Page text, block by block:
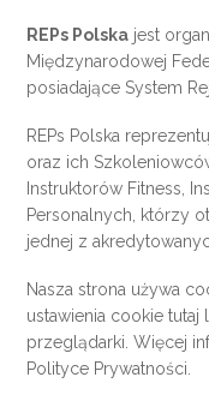
REPs Polska jest
Międzynarodowej
posiadające System
REPs Polska
oraz ich
Instruktorów Fitness,
Personalnych, którzy
jednej z
Nasza strona używa
ustawienia cookietutaj
przeglądarki. Więcej
Polityce Prywatności